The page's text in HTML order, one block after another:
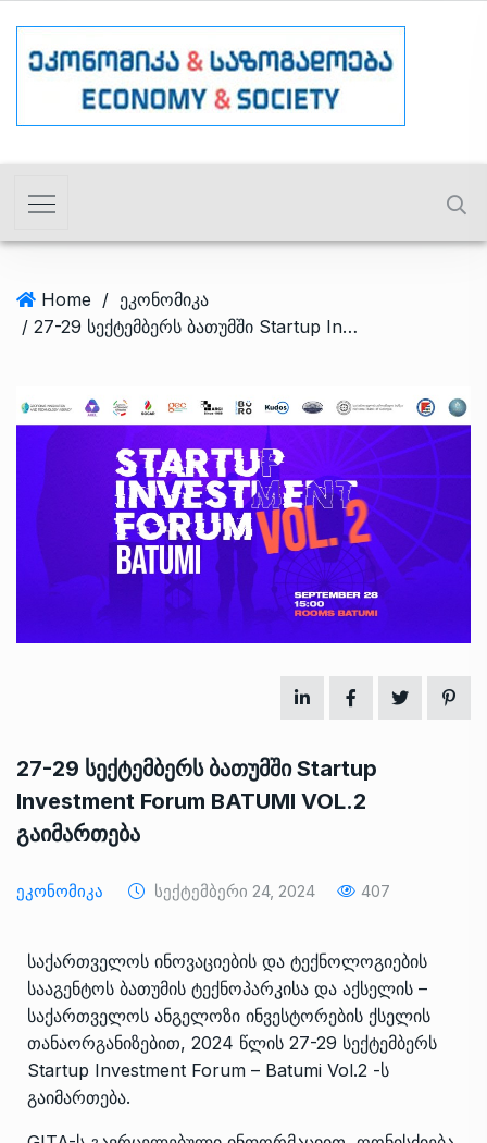
Home / ეკონომიკა
/ 27-29 სექტემბერს ბათუმში Startup Investment Forum BATUMI VOL.2 გაიმართება
27-29 სექტემბერს ბათუმში Startup
Investment Forum BATUMI VOL.2
გაიმართება
Ეკონომიკა Სექტემბერი 24, 2024 407
საქართველოს ინოვაციების და ტექნოლოგიების
სააგენტოს ბათუმის ტექნოპარკისა და აქსელის –
საქართველოს ანგელოზი ინვესტორების ქსელის
თანაორგანიზებით, 2024 წლის 27-29 სექტემბერს
Startup Investment Forum – Batumi Vol.2 -ს
გაიმართება.